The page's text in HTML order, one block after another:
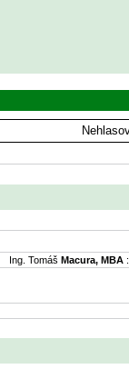
Ing. Tomáš Macura, MBA :